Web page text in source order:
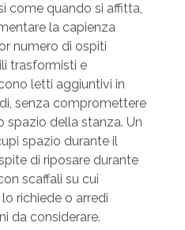
come quando si affitta,
la capienza
numero di ospiti
trasformisti e
letti aggiuntivi in
senza compromettere
spazio della stanza. Un
spazio durante il
di riposare durante
scaffali su cui
richiede o arredi
da considerare.